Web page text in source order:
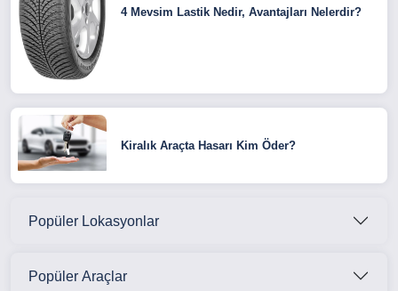
4 Mevsim Lastik Nedir, Avantajları Nelerdir?
Kiralık Araçta Hasarı Kim Öder?
Popüler Lokasyonlar
Popüler Araçlar